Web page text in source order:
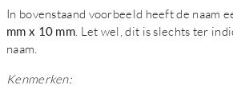
In bovenstaand voorbeeld heeft de naam
mm x 10 mm . Let wel, dit is slechts ter
naam.
Kenmerken: